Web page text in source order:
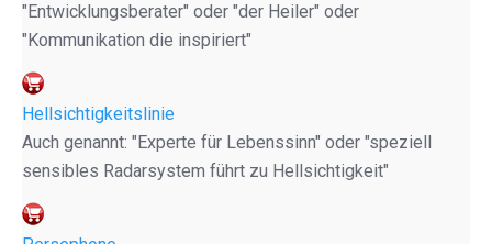
"Entwicklungsberater" oder "der Heiler" oder
"Kommunikation die inspiriert"
Hellsichtigkeitslinie
Auch genannt: "Experte für Lebenssinn" oder "speziell
sensibles Radarsystem führt zu Hellsichtigkeit"